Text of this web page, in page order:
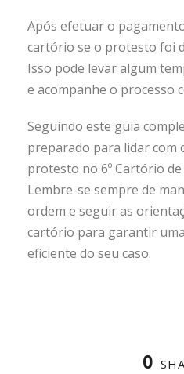
Após efetuar o
cartório se o protesto foi
Isso pode levar algum
e acompanhe o processo
Seguindo este guia
preparado para lidar com
protesto no 6º Cartório
Lembre-se sempre de
ordem e seguir as
cartório para garantir
eficiente do seu caso.
0